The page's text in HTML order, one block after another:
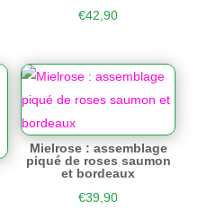
€42,90
Mielrose : assemblage
piqué de roses saumon
et bordeaux
€39,90